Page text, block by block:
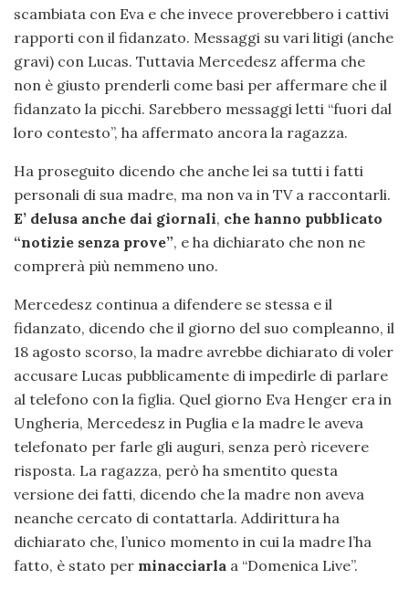
scambiata con Eva e che invece proverebbero i cattivi
rapporti con il fidanzato. Messaggi su vari litigi (anche
gravi) con Lucas. Tuttavia Mercedesz afferma che
non è giusto prenderli come basi per affermare che il
fidanzato la picchi. Sarebbero messaggi letti “fuori dal
loro contesto”, ha affermato ancora la ragazza.
Ha proseguito dicendo che anche lei sa tutti i fatti
personali di sua madre, ma non va in TV a raccontarli.
E’ delusa anche dai giornali, che hanno pubblicato
“notizie senza prove”, e ha dichiarato che non ne
comprerà più nemmeno uno.
Mercedesz continua a difendere se stessa e il
fidanzato, dicendo che il giorno del suo compleanno, il
18 agosto scorso, la madre avrebbe dichiarato di voler
accusare Lucas pubblicamente di impedirle di parlare
al telefono con la figlia. Quel giorno Eva Henger era in
Ungheria, Mercedesz in Puglia e la madre le aveva
telefonato per farle gli auguri, senza però ricevere
risposta. La ragazza, però ha smentito questa
versione dei fatti, dicendo che la madre non aveva
neanche cercato di contattarla. Addirittura ha
dichiarato che, l’unico momento in cui la madre l’ha
fatto, è stato per minacciarla a “Domenica Live”.